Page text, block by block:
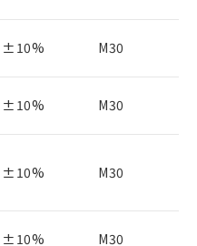
±10% M30
±10% M30
±10% M30
±10% M30